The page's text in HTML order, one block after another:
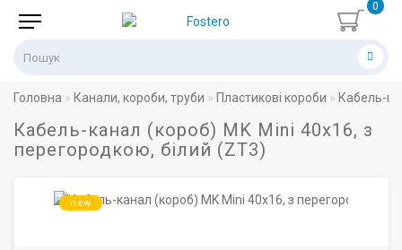
0
Головна Канали, короби, труби Пластикові короби Кабель-
Кабель-канал (короб) MK Mini 40х16, з
перегородкою, білий (ZT3)
new